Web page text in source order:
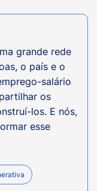
grande rede
o país e o
salário
os
los. E nós,
esse